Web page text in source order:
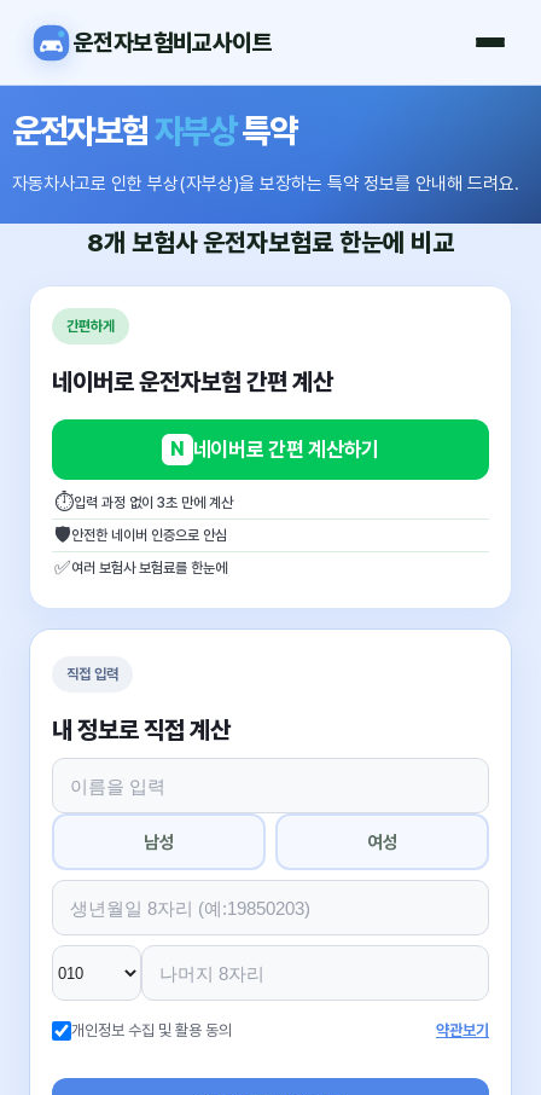
운전자보험비교사이트
운전자보험자부상특약
자동차사고로 인한 부상(자부상)을 보장하는 특약 정보를 안내해 드려요.
8개 보험사운전자보험료 한눈에 비교
간편하게
네이버로 운전자보험 간편 계산
N 네이버로 간편 계산하기
⏱입력 과정 없이 3초 만에 계산
🛡안전한 네이버 인증으로 안심
✅여러 보험사 보험료를 한눈에
직접 입력
내 정보로 직접 계산
남성 여성
개인정보 수집 및 활용 동의 약관보기